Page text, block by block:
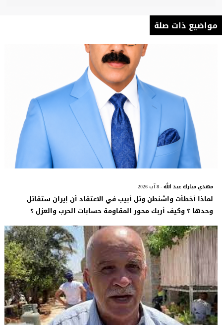
مواضيع ذات صلة
مهدي مبارك عبد الله- 8 آب 2026
لماذا أخطأت واشنطن وتل أبيب في الاعتقاد أن إيران ستقاتل
وحدها ؟ وكيف أربك محور المقاومة حسابات الحرب والعزل ؟